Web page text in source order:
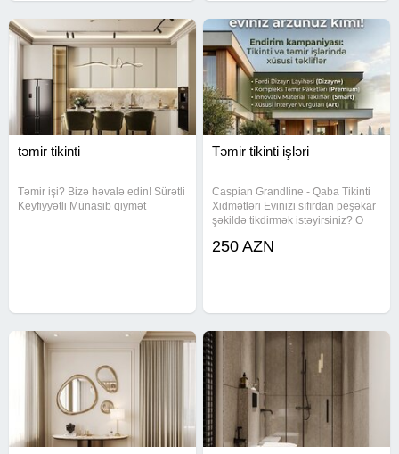
təmir tikinti
Təmir işi? Bizə həvalə edin! Sürətli
Keyfiyyətli Münasib qiymət
Təmir tikinti işləri
Caspian Grandline - Qaba Tikinti
Xidmətləri Evinizi sıfırdan peşəkar
şəkildə tikdirmək istəyirsiniz? O
tikinti işləri 250 AZN-dən
250 AZN